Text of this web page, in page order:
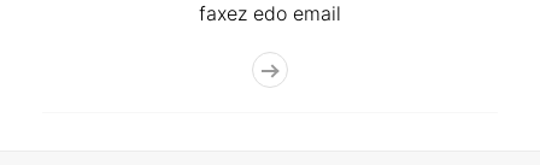
faxez edo email